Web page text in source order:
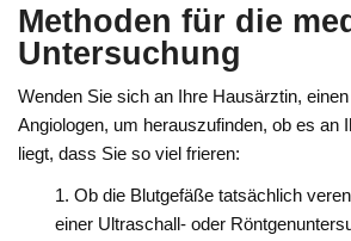
Methoden für die
Untersuchung
Wenden Sie sich an Ihre Hausärztin,
Angiologen, um herauszufinden, ob es an
liegt, dass Sie so viel frieren:
Ob die Blutgefäße tatsächlich
einer Ultraschall- oder